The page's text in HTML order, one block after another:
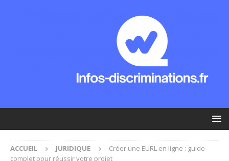
ACCUEIL JURIDIQUE
Créer une EURL en ligne : guide
complet pour réussir votre projet